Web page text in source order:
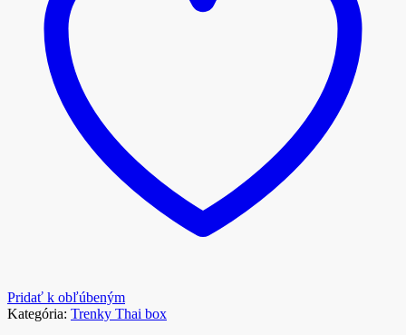
Pridať k obľúbeným
Kategória: Trenky Thai box